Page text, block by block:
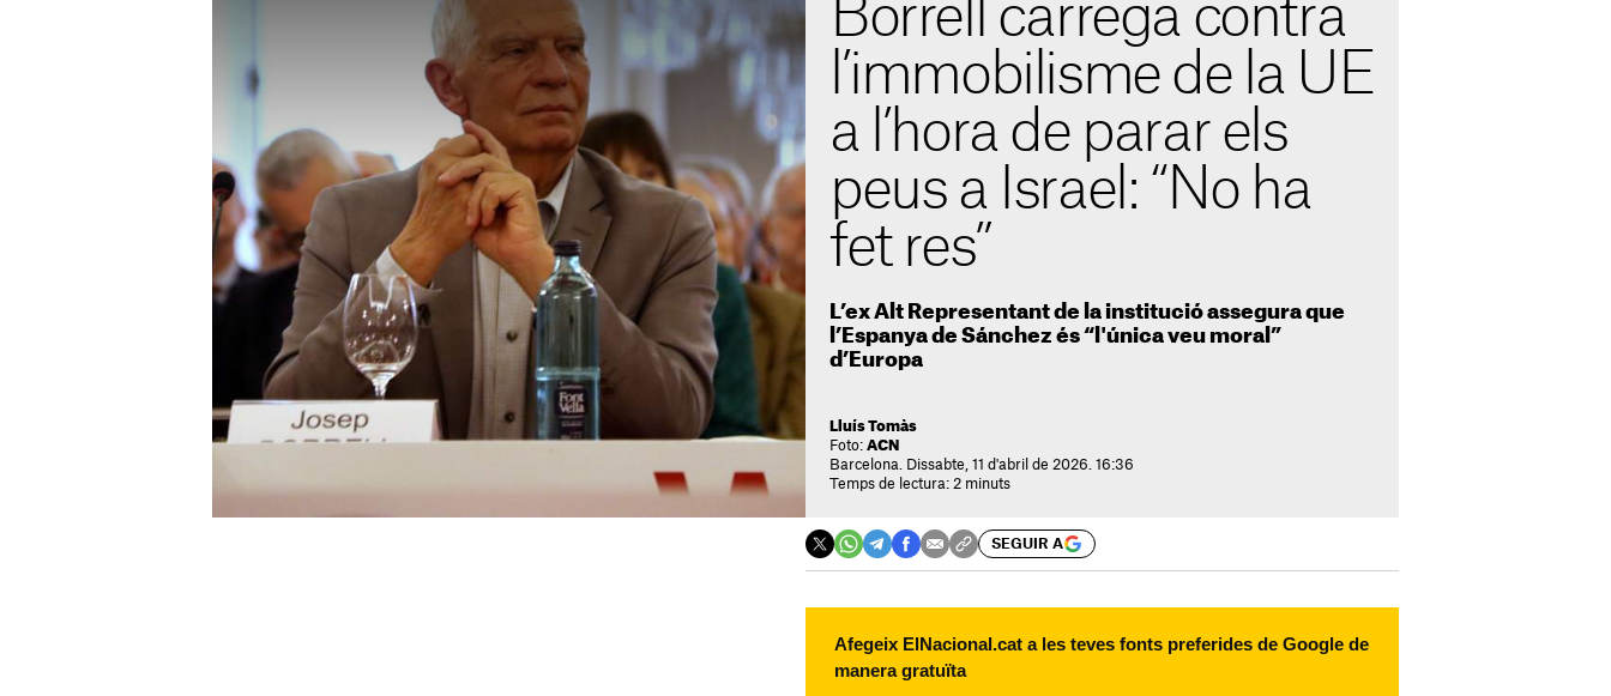
Borrell carrega contra
l’immobilisme de la UE
a l’hora de parar els
peus a Israel: “No ha
fet res”
L’ex Alt Representant de la institució assegura que
l’Espanya de Sánchez és “l'única veu moral”
d’Europa
Lluís Tomàs
Foto: ACN
Barcelona. Dissabte, 11 d'abril de 2026. 16:36
Temps de lectura: 2 minuts
SEGUIR A
Afegeix ElNacional.cat a les teves fonts preferides de Google de
manera gratuïta